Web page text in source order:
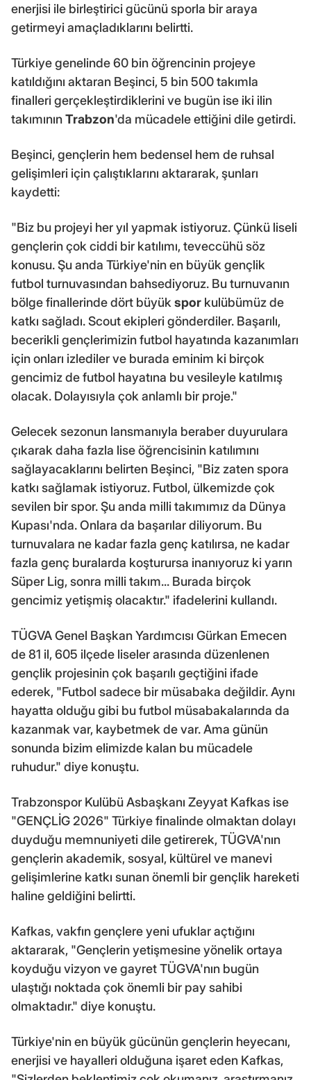
enerjisi ile birleştirici gücünü sporla bir araya
getirmeyi amaçladıklarını belirtti.
Türkiye genelinde 60 bin öğrencinin projeye
katıldığını aktaran Beşinci, 5 bin 500 takımla
finalleri gerçekleştirdiklerini ve bugün ise iki ilin
takımınınTrabzon'da mücadele ettiğini dile getirdi.
Beşinci, gençlerin hem bedensel hem de ruhsal
gelişimleri için çalıştıklarını aktararak, şunları
kaydetti:
"Biz bu projeyi her yıl yapmak istiyoruz. Çünkü liseli
gençlerin çok ciddi bir katılımı, teveccühü söz
konusu. Şu anda Türkiye'nin en büyük gençlik
futbol turnuvasından bahsediyoruz. Bu turnuvanın
bölge finallerinde dört büyük spor kulübümüz de
katkı sağladı. Scout ekipleri gönderdiler. Başarılı,
becerikli gençlerimizin futbol hayatında kazanımları
için onları izlediler ve burada eminim ki birçok
gencimiz de futbol hayatına bu vesileyle katılmış
olacak. Dolayısıyla çok anlamlı bir proje."
Gelecek sezonun lansmanıyla beraber duyurulara
çıkarak daha fazla lise öğrencisinin katılımını
sağlayacaklarını belirten Beşinci, "Biz zaten spora
katkı sağlamak istiyoruz. Futbol, ülkemizde çok
sevilen bir spor. Şu anda milli takımımız da Dünya
Kupası'nda. Onlara da başarılar diliyorum. Bu
turnuvalara ne kadar fazla genç katılırsa, ne kadar
fazla genç buralarda koşturursa inanıyoruz ki yarın
Süper Lig, sonra milli takım... Burada birçok
gencimiz yetişmiş olacaktır." ifadelerini kullandı.
TÜGVA Genel Başkan Yardımcısı Gürkan Emecen
de 81 il, 605 ilçede liseler arasında düzenlenen
gençlik projesinin çok başarılı geçtiğini ifade
ederek, "Futbol sadece bir müsabaka değildir. Aynı
hayatta olduğu gibi bu futbol müsabakalarında da
kazanmak var, kaybetmek de var. Ama günün
sonunda bizim elimizde kalan bu mücadele
ruhudur." diye konuştu.
Trabzonspor Kulübü Asbaşkanı Zeyyat Kafkas ise
"GENÇLİG 2026" Türkiye finalinde olmaktan dolayı
duyduğu memnuniyeti dile getirerek, TÜGVA'nın
gençlerin akademik, sosyal, kültürel ve manevi
gelişimlerine katkı sunan önemli bir gençlik hareketi
haline geldiğini belirtti.
Kafkas, vakfın gençlere yeni ufuklar açtığını
aktararak, "Gençlerin yetişmesine yönelik ortaya
koyduğu vizyon ve gayret TÜGVA'nın bugün
ulaştığı noktada çok önemli bir pay sahibi
olmaktadır." diye konuştu.
Türkiye'nin en büyük gücünün gençlerin heyecanı,
enerjisi ve hayalleri olduğuna işaret eden Kafkas,